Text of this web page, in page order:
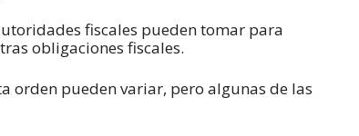
fiscales pueden tomar para
obligaciones fiscales.
orden pueden variar, pero algunas de las